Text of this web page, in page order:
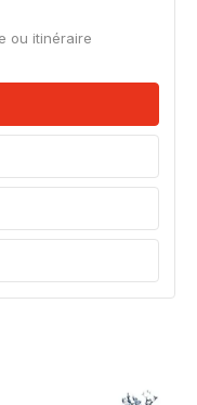
ou itinéraire